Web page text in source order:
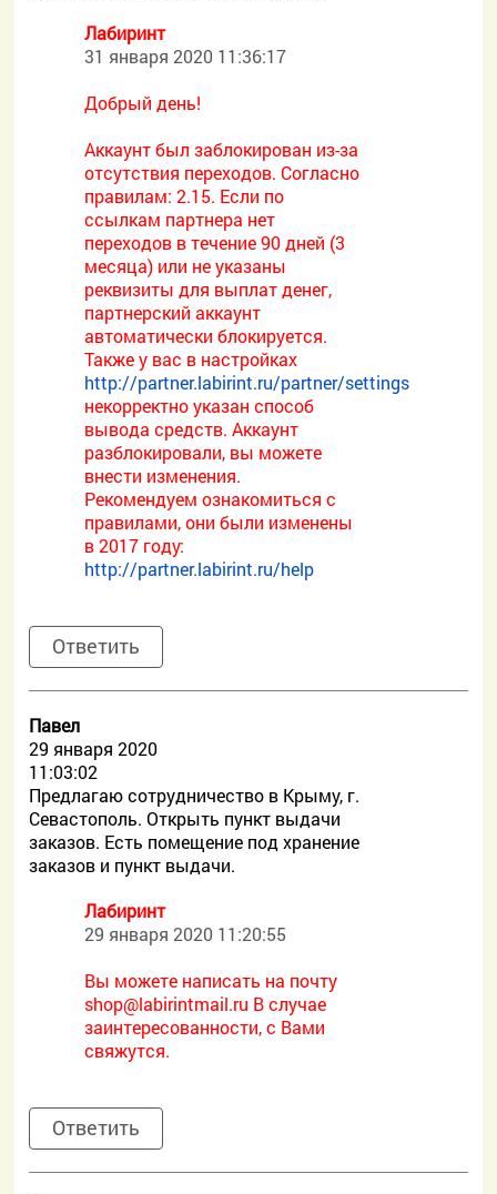
Лабиринт
31 января 2020 11:36:17
Добрый день!
Аккаунт был заблокирован из-за
отсутствия переходов. Согласно
правилам: 2.15. Если по
ссылкам партнера нет
переходов в течение 90 дней (3
месяца) или не указаны
реквизиты для выплат денег,
партнерский аккаунт
автоматически блокируется.
Также у вас в настройках
http://partner.labirint.ru/partner/settings
некорректно указан способ
вывода средств. Аккаунт
разблокировали, вы можете
внести изменения.
Рекомендуем ознакомиться с
правилами, они были изменены
в 2017 году:
http://partner.labirint.ru/help
Ответить
Павел
29 января 2020
11:03:02
Предлагаю сотрудничество в Крыму, г.
Севастополь. Открыть пункт выдачи
заказов. Есть помещение под хранение
заказов и пункт выдачи.
Лабиринт
29 января 2020 11:20:55
Вы можете написать на почту
shop@labirintmail.ru В случае
заинтересованности, с Вами
свяжутся.
Ответить